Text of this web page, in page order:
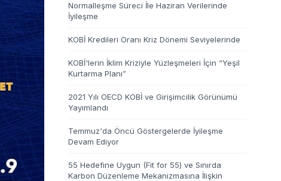
Normalleşme Süreci İle Haziran Verilerinde
İyileşme
KOBİ Kredileri Oranı Kriz Dönemi Seviyelerinde
KOBİ'lerin İklim Kriziyle Yüzleşmeleri İçin “Yeşil
Kurtarma Planı”
2021 Yılı OECD KOBİ ve Girişimcilik Görünümü
Yayımlandı
Temmuz'da Öncü Göstergelerde İyileşme
Devam Ediyor
55 Hedefine Uygun (Fit for 55) ve Sınırda
Karbon Düzenleme Mekanizmasına İlişkin